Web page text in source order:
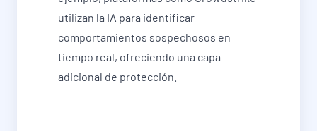
utilizan la IA para identificar
comportamientos sospechosos en
tiempo real, ofreciendo una capa
adicional de protección.